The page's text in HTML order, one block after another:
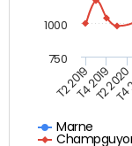
Marne
T2 2019T4 2019T2 2020
750
1000